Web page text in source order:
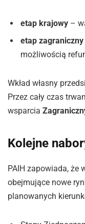
etap krajowy –
etap zagraniczny
możliwością
Wkład własny
Przez cały czas
wsparcia
Kolejne
PAIH zapowiada, że
obejmujące nowe
planowanych